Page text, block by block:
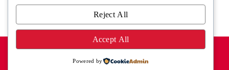
MENTIONS LÉGALESPOLITIQUE DE CONFIDENTIALITÉ
CONTACT
Reject All
Accept All
Powered by